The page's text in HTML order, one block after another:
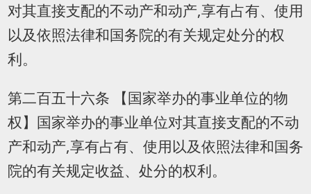
对其直接支配的不动产和动产,享有占有、使用
以及依照法律和国务院的有关规定处分的权
利。
第二百五十六条 【国家举办的事业单位的物
权】国家举办的事业单位对其直接支配的不动
产和动产,享有占有、使用以及依照法律和国务
院的有关规定收益、处分的权利。